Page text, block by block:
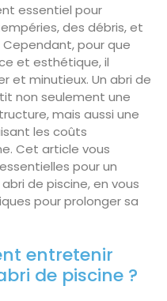
essentiel pour
des débris, et
Cependant, pour que
et esthétique, il
et minutieux. Un abri de
non seulement une
mais aussi une
les coûts
Cet article vous
pour un
de piscine, en vous
pour prolonger sa
entretenir
de piscine ?